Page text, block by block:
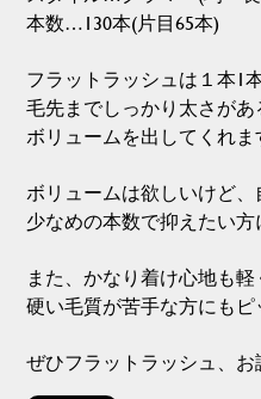
本数…130本(片目65本)
フラットラッシュは１本1本
毛先までしっかり太さが
ボリュームを出してくれま
ボリュームは欲しいけど、
少なめの本数で抑えたい
また、かなり着け心地も軽
硬い毛質が苦手な方にも
ぜひフラットラッシュ、